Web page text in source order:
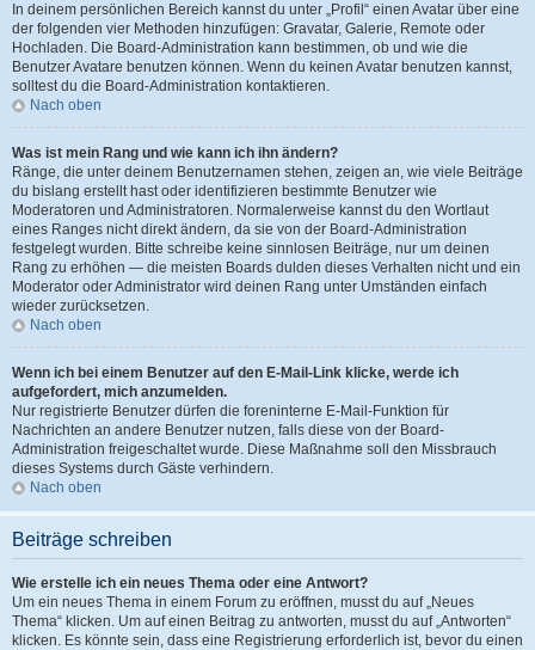
In deinem persönlichen Bereich kannst du unter „Profil“ einen Avatar über eine
der folgenden vier Methoden hinzufügen: Gravatar, Galerie, Remote oder
Hochladen. Die Board-Administration kann bestimmen, ob und wie die
Benutzer Avatare benutzen können. Wenn du keinen Avatar benutzen kannst,
solltest du die Board-Administration kontaktieren.
Nach oben
Was ist mein Rang und wie kann ich ihn ändern?
Ränge, die unter deinem Benutzernamen stehen, zeigen an, wie viele Beiträge
du bislang erstellt hast oder identifizieren bestimmte Benutzer wie
Moderatoren und Administratoren. Normalerweise kannst du den Wortlaut
eines Ranges nicht direkt ändern, da sie von der Board-Administration
festgelegt wurden. Bitte schreibe keine sinnlosen Beiträge, nur um deinen
Rang zu erhöhen — die meisten Boards dulden dieses Verhalten nicht und ein
Moderator oder Administrator wird deinen Rang unter Umständen einfach
wieder zurücksetzen.
Nach oben
Wenn ich bei einem Benutzer auf den E-Mail-Link klicke, werde ich
aufgefordert, mich anzumelden.
Nur registrierte Benutzer dürfen die foreninterne E-Mail-Funktion für
Nachrichten an andere Benutzer nutzen, falls diese von der Board-
Administration freigeschaltet wurde. Diese Maßnahme soll den Missbrauch
dieses Systems durch Gäste verhindern.
Nach oben
Beiträge schreiben
Wie erstelle ich ein neues Thema oder eine Antwort?
Um ein neues Thema in einem Forum zu eröffnen, musst du auf „Neues
Thema“ klicken. Um auf einen Beitrag zu antworten, musst du auf „Antworten“
klicken. Es könnte sein, dass eine Registrierung erforderlich ist, bevor du einen